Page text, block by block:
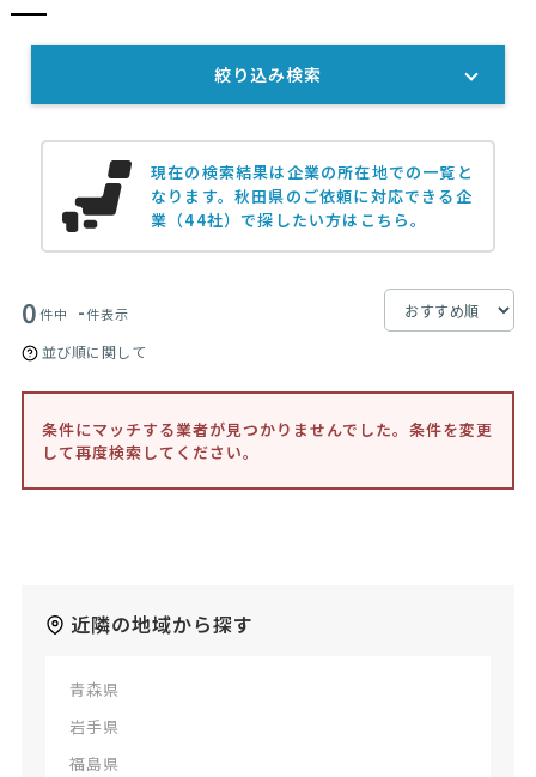
現在の検索結果は企業の所在地での一覧と
なります。秋田県のご依頼に対応できる企
業（44社）で探したい方はこちら。
0件中 -件表示
並び順に関して
条件にマッチする業者が見つかりませんでした。条件を変更
して再度検索してください。
近隣の地域から探す
青森県
岩手県
福島県
絞り込み検索